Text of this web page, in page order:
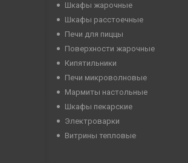
Шкафы жарочные
Шкафы расстоечные
Печи для пиццы
Поверхности жарочные
Кипятильники
Печи микроволновые
Мармиты настольные
Шкафы пекарские
Электроварки
Витрины тепловые